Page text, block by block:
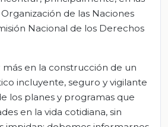
de las Naciones
Nacional de los Derechos
en la construcción de un
incluyente, seguro y vigilante
los planes y programas que
en la vida cotidiana, sin